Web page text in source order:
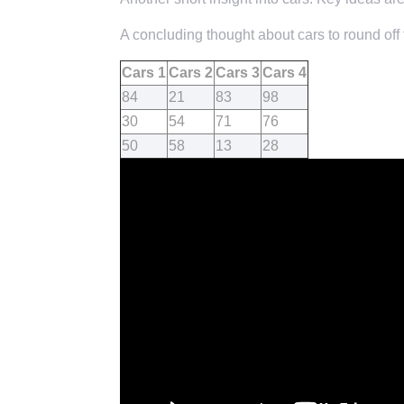
A concluding thought about cars to round off
Cars 1Cars 2 Cars 3Cars 4
84
21 83
98
30
54 71
76
50
58 13 28